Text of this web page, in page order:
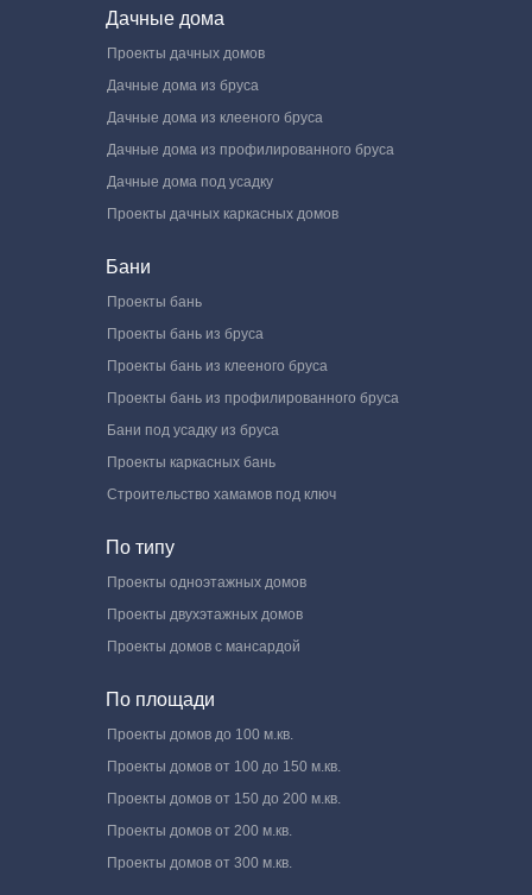
Дачные дома
Проекты дачных домов
Дачные дома из бруса
Дачные дома из клееного бруса
Дачные дома из профилированного бруса
Дачные дома под усадку
Проекты дачных каркасных домов
Бани
Проекты бань
Проекты бань из бруса
Проекты бань из клееного бруса
Проекты бань из профилированного бруса
Бани под усадку из бруса
Проекты каркасных бань
Строительство хамамов под ключ
По типу
Проекты одноэтажных домов
Проекты двухэтажных домов
Проекты домов с мансардой
По площади
Проекты домов до 100 м.кв.
Проекты домов от 100 до 150 м.кв.
Проекты домов от 150 до 200 м.кв.
Проекты домов от 200 м.кв.
Проекты домов от 300 м.кв.